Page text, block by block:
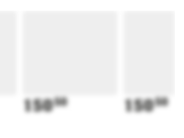
15050 15050